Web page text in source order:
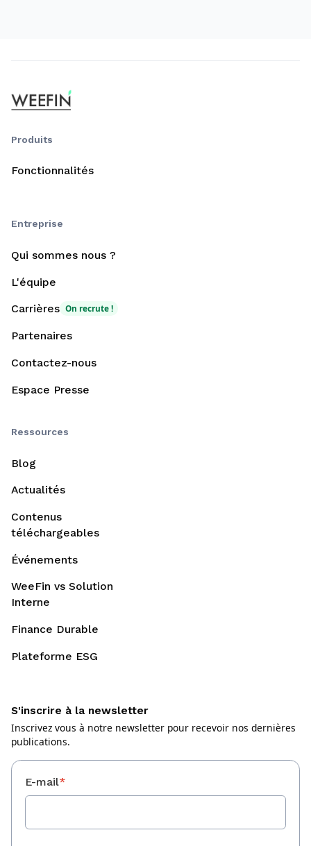
Produits
Fonctionnalités
Entreprise
Qui sommes nous ?
L'équipe
Carrières On recrute !
Partenaires
Contactez-nous
Espace Presse
Ressources
Blog
Actualités
Contenus
téléchargeables
Événements
WeeFin vs Solution
Interne
Finance Durable
Plateforme ESG
S'inscrire à la newsletter
Inscrivez vous à notre newsletter pour recevoir nos dernières
publications.
E-mail*